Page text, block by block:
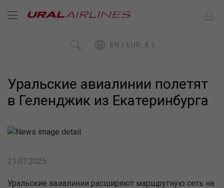
EN ( EUR, € )
Уральские авиалинии полетят
в Геленджик из Екатеринбурга
21.07.2025
Уральские авиалинии расширяют маршрутную сеть на